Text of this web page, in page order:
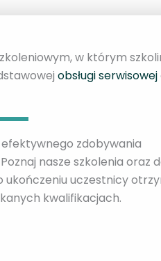
w którym
obsługi serwisowej
zdobywania
nasze szkolenia oraz
ukończeniu uczestnicy
kwalifikacjach.